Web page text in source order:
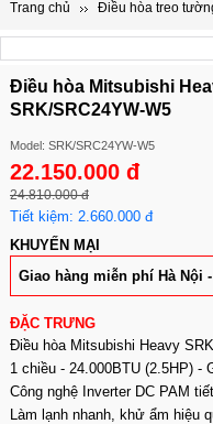
Trang chủ Điều hòa treo
Điều hòa Mitsubishi
SRK/SRC24YW-W5
Model: SRK/SRC24YW-W5
22.150.000 đ
24.810.000 đ
Tiết kiệm: 2.660.000 đ
KHUYẾN MẠI
Giao hàng miễn phí Hà Nội
ĐẶC TRƯNG
Điều hòa Mitsubishi Heavy
1 chiều - 24.000BTU (2.5HP) -
Công nghệ Inverter DC PAM
Làm lạnh nhanh, khử ẩm hiệu